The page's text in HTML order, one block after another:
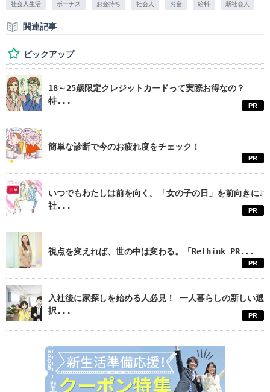
社会人生活 ボーナス お金持ち 社会人 お金 給料 新社会人
関連記事
ピックアップ
18～25歳限定クレジットカードって実際お得なの？
特...
PR
簡単な診断で今のお疲れ度をチェック！
PR
いつでもわたしは前を向く。「女の子の日」を前向きに♪
社...
PR
視点を変えれば、世の中は変わる。「Rethink PR...
PR
入社後に家探しを始める人必見！ 一人暮らしの新しい選
択...
PR